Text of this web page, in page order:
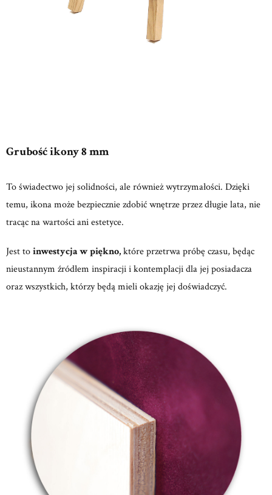
Grubość ikony 8 mm
To świadectwo jej solidności, ale również wytrzymałości. Dzięki
temu, ikona może bezpiecznie zdobić wnętrze przez długie lata, nie
tracąc na wartości ani estetyce.
Jest toinwestycja w piękno,które przetrwa próbę czasu, będąc
nieustannym źródłem inspiracji i kontemplacji dla jej posiadacza
oraz wszystkich, którzy będą mieli okazję jej doświadczyć.